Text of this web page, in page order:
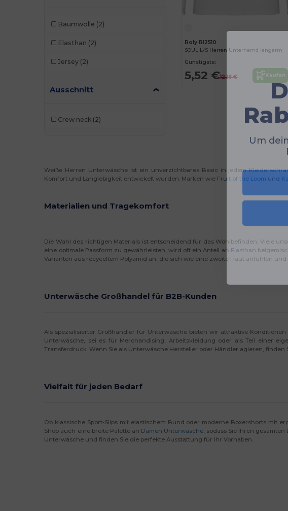
Baumwolle (2)
Elasthan (2)
Jersey (2)
Ausschnitt
Crew neck (2)
Roly RI2510
SOUL L/S Herren Unterhemd langarm
Günstigste:
5,52 €12,18 € Kaufen
Weiße Herren Unterwäsche ist ein unverzichtbares Basic in jedem
Komfort und Langlebigkeit entwickelt wurden. Marken wie Fruit of the Loom und
Materialien und Tragekomfort
Die Wahl des richtigen Materials ist entscheidend für das Wohlbefinden. Viele
eine optimale Passform zu gewährleisten, wird oft ein Anteil an Elasthan
Varianten aus recyceltem Polyamid an, die sich wie eine zweite Haut anfühlen
Unterwäsche Großhandel für B2B-Kunden
Als spezialisierter Großhändler für Unterwäsche bieten wir attraktive
Unterwäsche, sei es für Merchandising, Arbeitskleidung oder als Teil einer
Transferdruck. Wenn Sie als Unterwäsche Hersteller oder Händler agieren, finden
Vielfalt für jeden Bedarf
Ob klassische Sport-Slips mit elastischem Bund oder moderne Boxershorts mit
Shop auch eine breite Palette an Damen Unterwäsche, sodass Sie Ihren
Unterwäsche und finden Sie die perfekte Ausstattung für Ihr Vorhaben.